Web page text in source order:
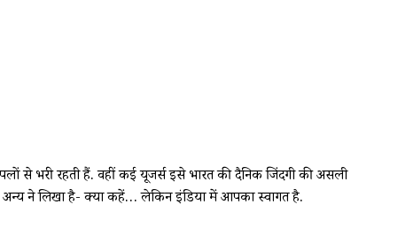
से भरी रहती हैं. वहीं कई यूजर्स इसे भारत की दैनिक जिंदगी की असली
ने लिखा है- क्या कहें… लेकिन इंडिया में आपका स्वागत है.